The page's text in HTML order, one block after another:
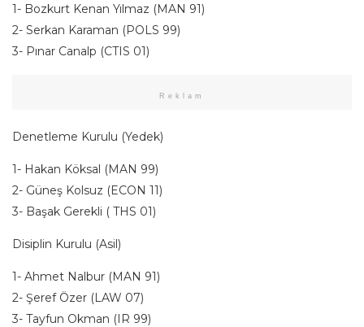
1- Bozkurt Kenan Yılmaz (MAN 91)
2- Serkan Karaman (POLS 99)
3- Pınar Canalp (CTIS 01)
Reklam
Denetleme Kurulu (Yedek)
1- Hakan Köksal (MAN 99)
2- Güneş Kolsuz (ECON 11)
3- Başak Gerekli ( THS 01)
Disiplin Kurulu (Asil)
1- Ahmet Nalbur (MAN 91)
2- Şeref Özer (LAW 07)
3- Tayfun Okman (IR 99)